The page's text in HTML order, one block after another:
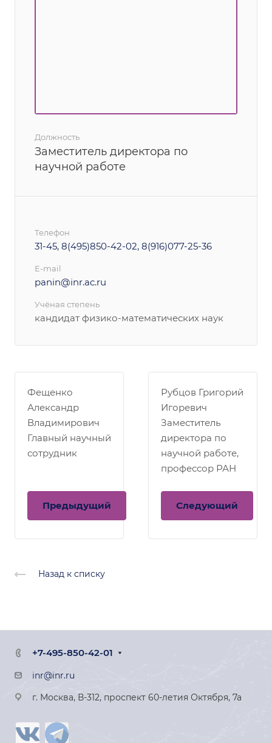
Должность
Заместитель директора по
научной работе
Телефон
31-45, 8(495)850-42-02, 8(916)077-25-36
E-mail
panin@inr.ac.ru
Учёная степень
кандидат физико-математических наук
Фещенко
Александр
Владимирович
Главный научный
сотрудник
Предыдущий
Рубцов Григорий
Игоревич
Заместитель
директора по
научной работе,
профессор РАН
Следующий
Назад к списку
+7-495-850-42-01
inr@inr.ru
г. Москва, В-312, проспект 60-летия Октября, 7а